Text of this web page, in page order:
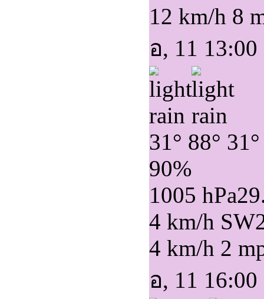
12 km/h 8
อ, 11 13:00
31° 88° 31°
90%
1005 hPa
4 km/h SW
4 km/h 2
อ, 11 16:00